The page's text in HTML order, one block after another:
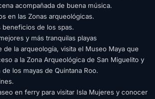
acompañada de buena música.
en las Zonas arqueológicas.
beneficios de los spas.
y más tranquilas playas
de la arqueología, visita el Museo Maya que
a la Zona Arqueológica de San Miguelito y
los mayas de Quintana Roo.
en ferry para visitar Isla Mujeres y conocer